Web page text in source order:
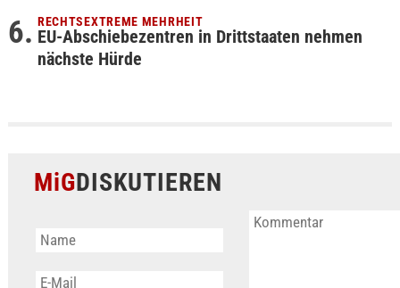
RECHTSEXTREME MEHRHEIT
EU-Abschiebezentren in Drittstaaten nehmen
nächste Hürde
MiGDISKUTIEREN